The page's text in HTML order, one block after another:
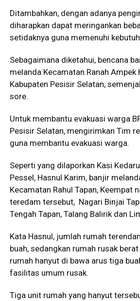
Ditambahkan, dengan adanya
diharapkan dapat meringankan
setidaknya guna memenuhi
Sebagaimana diketahui, bencana
melanda Kecamatan Ranah Ampek
Kabupaten Pesisir Selatan,
sore.
Untuk membantu evakuasi warga
Pesisir Selatan, mengirimkan Tim
guna membantu evakuasi warga.
Seperti yang dilaporkan Kasi
Pessel, Hasnul Karim, banjir
Kecamatan Rahul Tapan, Keempat
teredam tersebut, Nagari Binjai
Tengah Tapan, Talang Balirik dan
Kata Hasnul, jumlah rumah
buah, sedangkan rumah rusak
rumah hanyut di bawa arus tiga
fasilitas umum rusak.
Tiga unit rumah yang hanyut